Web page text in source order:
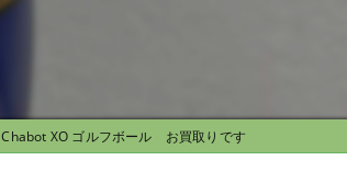
Chabot XO ゴルフボール お買取りです